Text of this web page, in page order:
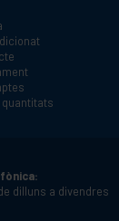
dilluns a divendres